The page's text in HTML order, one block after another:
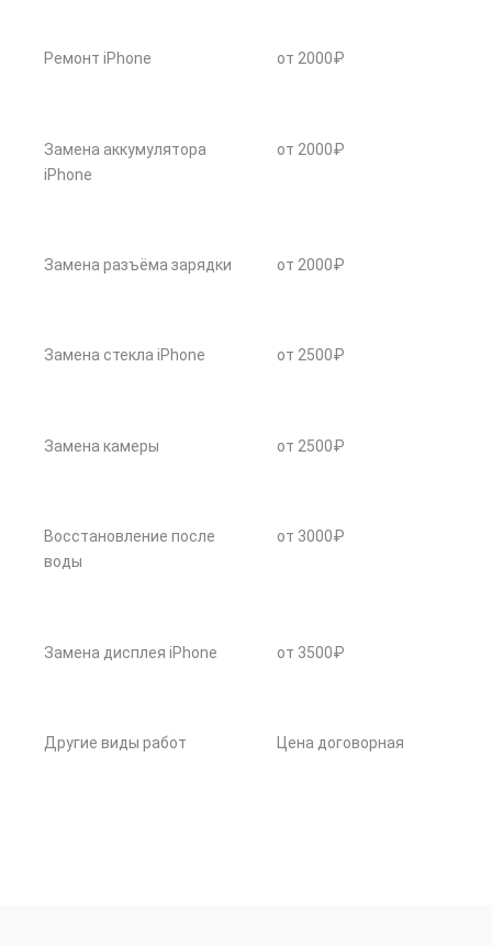
Ремонт iPhone от 2000₽
Замена аккумулятора
iPhone
от 2000₽
Замена разъёма зарядки от 2000₽
Замена стекла iPhone от 2500₽
Замена камеры от 2500₽
Восстановление после
воды
от 3000₽
Замена дисплея iPhone от 3500₽
Другие виды работ Цена договорная